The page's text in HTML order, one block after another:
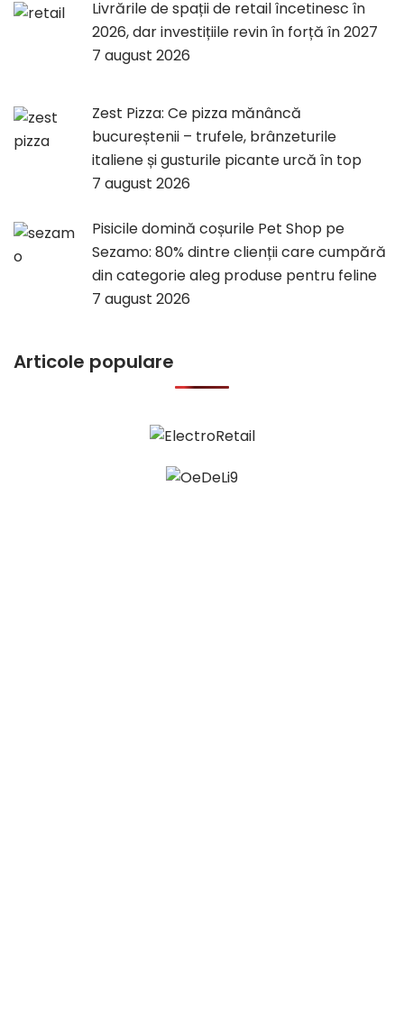
Livrările de spații de retail încetinesc în
2026, dar investițiile revin în forță în 2027
7 august 2026
Zest Pizza: Ce pizza mănâncă
bucureștenii – trufele, brânzeturile
italiene și gusturile picante urcă în top
7 august 2026
Pisicile domină coșurile Pet Shop pe
Sezamo: 80% dintre clienții care cumpără
din categorie aleg produse pentru feline
7 august 2026
Articole populare